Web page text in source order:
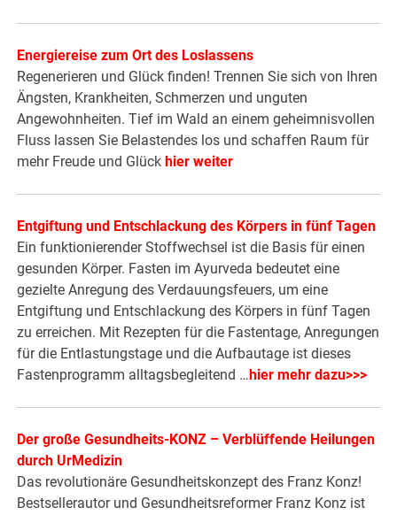
Energiereise zum Ort des Loslassens
Regenerieren und Glück finden! Trennen Sie sich von Ihren
Ängsten, Krankheiten, Schmerzen und unguten
Angewohnheiten. Tief im Wald an einem geheimnisvollen
Fluss lassen Sie Belastendes los und schaffen Raum für
mehr Freude und Glück hier weiter
Entgiftung und Entschlackung des Körpers in fünf Tagen
Ein funktionierender Stoffwechsel ist die Basis für einen
gesunden Körper. Fasten im Ayurveda bedeutet eine
gezielte Anregung des Verdauungsfeuers, um eine
Entgiftung und Entschlackung des Körpers in fünf Tagen
zu erreichen. Mit Rezepten für die Fastentage, Anregungen
für die Entlastungstage und die Aufbautage ist dieses
Fastenprogramm alltagsbegleitend … hier mehr dazu>>>
Der große Gesundheits-KONZ – Verblüffende Heilungen
durch UrMedizin
Das revolutionäre Gesundheitskonzept des Franz Konz!
Bestsellerautor und Gesundheitsreformer Franz Konz ist